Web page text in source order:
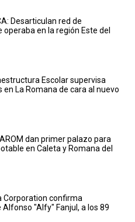
Desarticulan red de
en la región Este del
Escolar supervisa
en La Romana de cara al nuevo
dan primer palazo para
en Caleta y Romana del
Corporation confirma
"Alfy" Fanjul, a los 89